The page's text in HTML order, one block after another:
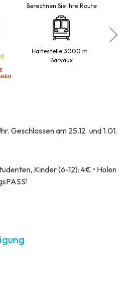
Berechnen Sie Ihre Route
Haltestelle 3000 m :
Barvaux
Geschlossen am 25.12. und 1.01.
Kinder (6-12): 4€ • Holen